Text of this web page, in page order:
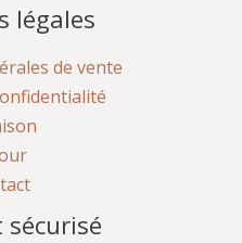
légales
de vente
sécurisé